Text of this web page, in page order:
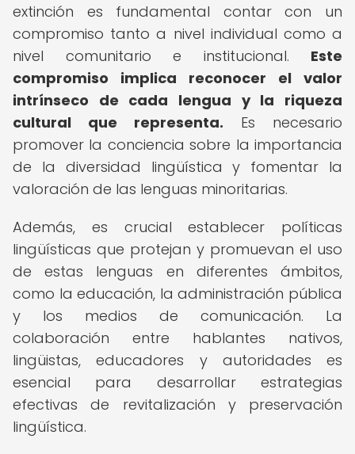
extinción es fundamental contar con un
compromiso tanto a nivel individual como a
nivel comunitario e institucional. Este
compromiso implica reconocer el valor
intrínseco de cada lengua y la riqueza
cultural que representa. Es necesario
promover la conciencia sobre la importancia
de la diversidad lingüística y fomentar la
valoración de las lenguas minoritarias.
Además, es crucial establecer políticas
lingüísticas que protejan y promuevan el uso
de estas lenguas en diferentes ámbitos,
como la educación, la administración pública
y los medios de comunicación. La
colaboración entre hablantes nativos,
lingüistas, educadores y autoridades es
esencial para desarrollar estrategias
efectivas de revitalización y preservación
lingüística.